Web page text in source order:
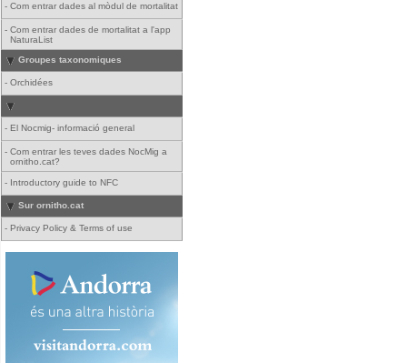
- Com entrar dades al mòdul de mortalitat
- Com entrar dades de mortalitat a l'app
NaturaList
Groupes taxonomiques
- Orchidées
- El Nocmig- informació general
- Com entrar les teves dades NocMig a
ornitho.cat?
- Introductory guide to NFC
Sur ornitho.cat
- Privacy Policy & Terms of use